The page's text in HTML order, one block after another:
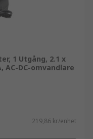
1 Utgång, 2.1 x
AC-DC-omvandlare
219,86 kr/enhet